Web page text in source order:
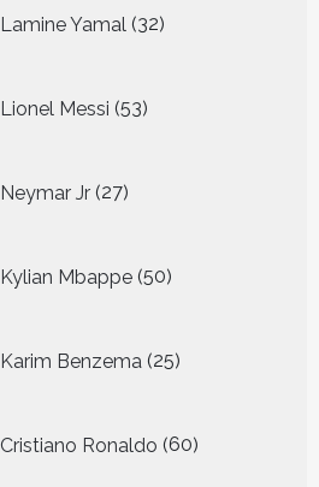
Lamine Yamal 32
producten
Lionel Messi 53
producten
Neymar Jr 27
producten
Kylian Mbappe 50
producten
Karim Benzema 25
producten
Cristiano Ronaldo 60
producten